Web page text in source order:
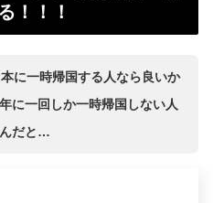
！！！
に一時帰国する人なら良いか
に一回しか一時帰国しない人
だと…